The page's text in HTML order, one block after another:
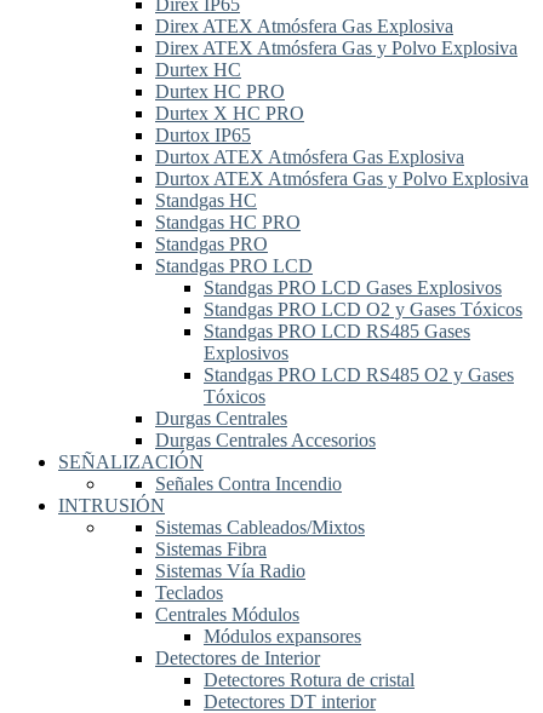
Direx IP65
Direx ATEX Atmósfera Gas Explosiva
Direx ATEX Atmósfera Gas y Polvo Explosiva
Durtex HC
Durtex HC PRO
Durtex X HC PRO
Durtox IP65
Durtox ATEX Atmósfera Gas Explosiva
Durtox ATEX Atmósfera Gas y Polvo Explosiva
Standgas HC
Standgas HC PRO
Standgas PRO
Standgas PRO LCD
Standgas PRO LCD Gases Explosivos
Standgas PRO LCD O2 y Gases Tóxicos
Standgas PRO LCD RS485 Gases
Explosivos
Standgas PRO LCD RS485 O2 y Gases
Tóxicos
Durgas Centrales
Durgas Centrales Accesorios
SEÑALIZACIÓN
Señales Contra Incendio
INTRUSIÓN
Sistemas Cableados/Mixtos
Sistemas Fibra
Sistemas Vía Radio
Teclados
Centrales Módulos
Módulos expansores
Detectores de Interior
Detectores Rotura de cristal
Detectores DT interior